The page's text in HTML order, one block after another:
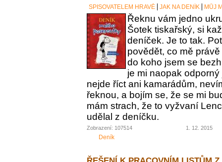
SPISOVATELEM HRAVĚ JAK NA DENÍK MŮJ
Řeknu vám jedno
Šotek tiskařský, si
deníček. Je to tak.
povědět, co mě
do koho jsem se
je mi naopak
nejde říct ani kamarádům,
řeknou, a bojím se, že se mi
mám strach, že to vyžvaní
udělal z deníčku.
Zobrazení: 107514 1. 12. 2015
Deník